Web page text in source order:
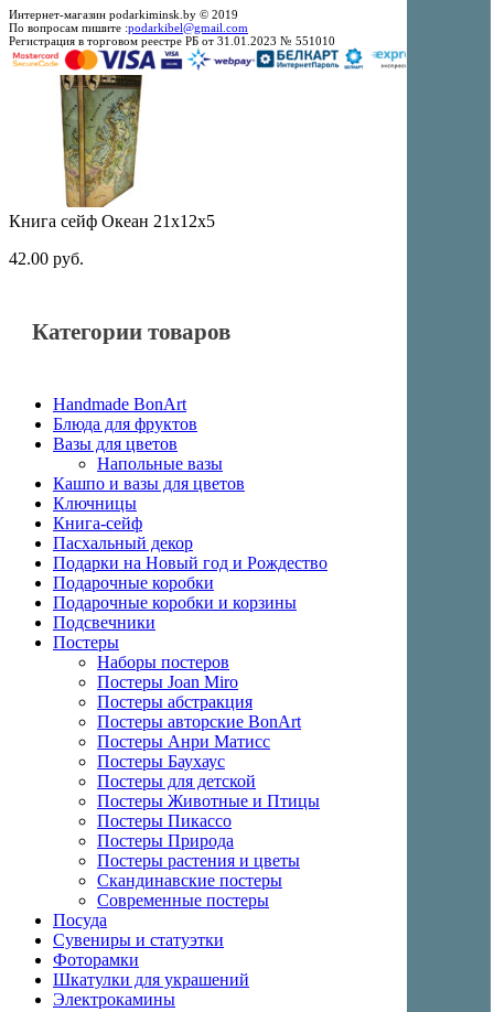
Интернет-магазин podarkiminsk.by © 2019
По вопросам пишите :podarkibel@gmail.com
Регистрация в торговом реестре РБ от 31.01.2023 № 551010
Книга сейф Океан 21x12x5
42.00 руб.
Категории товаров
Handmade BonArt
Блюда для фруктов
Вазы для цветов
Напольные вазы
Кашпо и вазы для цветов
Ключницы
Книга-сейф
Пасхальный декор
Подарки на Новый год и Рождество
Подарочные коробки
Подарочные коробки и корзины
Подсвечники
Постеры
Наборы постеров
Постеры Joan Miro
Постеры абстракция
Постеры авторские BonArt
Постеры Анри Матисс
Постеры Баухаус
Постеры для детской
Постеры Животные и Птицы
Постеры Пикассо
Постеры Природа
Постеры растения и цветы
Скандинавские постеры
Современные постеры
Посуда
Сувениры и статуэтки
Фоторамки
Шкатулки для украшений
Электрокамины